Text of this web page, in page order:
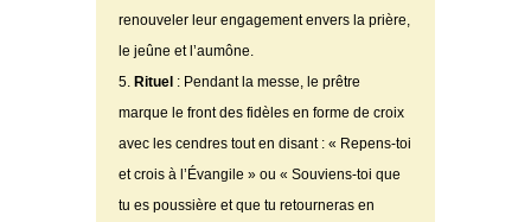
renouveler leur engagement envers la prière,
le jeûne et l’aumône.
Rituel : Pendant la messe, le prêtre
marque le front des fidèles en forme de croix
avec les cendres tout en disant : « Repens-toi
et crois à l’Évangile » ou « Souviens-toi que
tu es poussière et que tu retourneras en